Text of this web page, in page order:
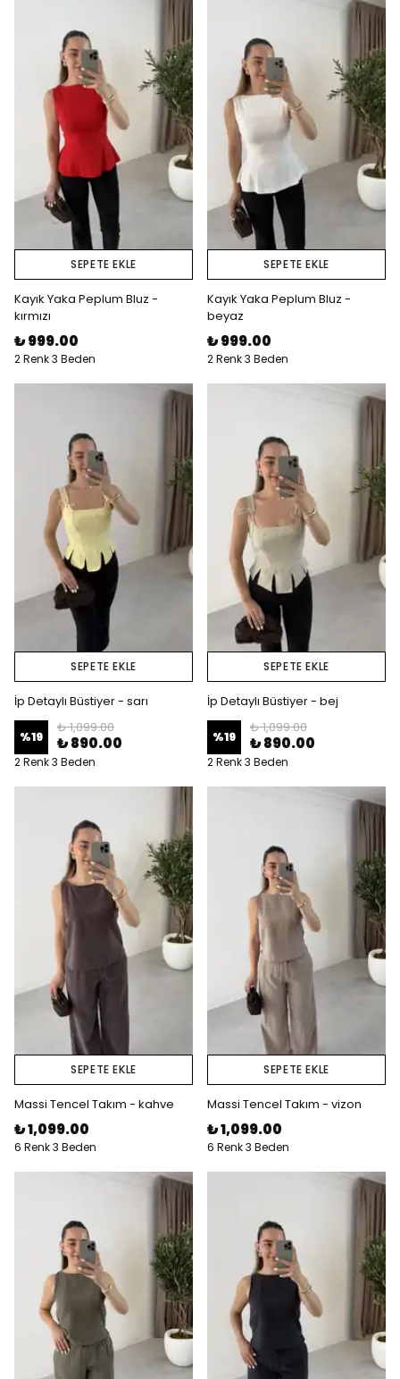
SEPETE EKLE
Kayık Yaka Peplum Bluz -
kırmızı
₺ 999.00
2 Renk 3 Beden
SEPETE EKLE
Kayık Yaka Peplum Bluz -
beyaz
₺ 999.00
2 Renk 3 Beden
SEPETE EKLE
İp Detaylı Büstiyer - sarı
%19
₺ 1,099.00
₺ 890.00
2 Renk 3 Beden
SEPETE EKLE
İp Detaylı Büstiyer - bej
%19
₺ 1,099.00
₺ 890.00
2 Renk 3 Beden
SEPETE EKLE
Massi Tencel Takım - kahve
₺ 1,099.00
6 Renk 3 Beden
SEPETE EKLE
Massi Tencel Takım - vizon
₺ 1,099.00
6 Renk 3 Beden